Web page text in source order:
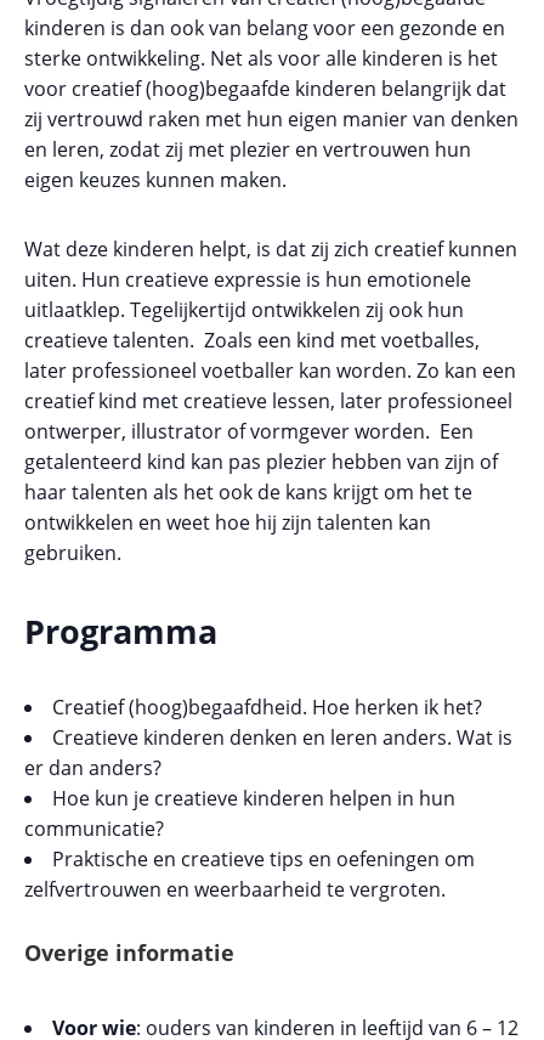
kinderen is dan ook van belang voor een gezonde en
sterke ontwikkeling. Net als voor alle kinderen is het
voor creatief (hoog)begaafde kinderen belangrijk dat
zij vertrouwd raken met hun eigen manier van denken
en leren, zodat zij met plezier en vertrouwen hun
eigen keuzes kunnen maken.
Wat deze kinderen helpt, is dat zij zich creatief kunnen
uiten. Hun creatieve expressie is hun emotionele
uitlaatklep. Tegelijkertijd ontwikkelen zij ook hun
creatieve talenten. Zoals een kind met voetballes,
later professioneel voetballer kan worden. Zo kan een
creatief kind met creatieve lessen, later professioneel
ontwerper, illustrator of vormgever worden. Een
getalenteerd kind kan pas plezier hebben van zijn of
haar talenten als het ook de kans krijgt om het te
ontwikkelen en weet hoe hij zijn talenten kan
gebruiken.
Programma
Creatief (hoog)begaafdheid. Hoe herken ik het?
Creatieve kinderen denken en leren anders. Wat is
er dan anders?
Hoe kun je creatieve kinderen helpen in hun
communicatie?
Praktische en creatieve tips en oefeningen om
zelfvertrouwen en weerbaarheid te vergroten.
Overige informatie
Voor wie: ouders van kinderen in leeftijd van 6 – 12